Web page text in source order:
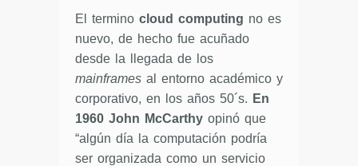
El termino cloud computing no es
nuevo, de hecho fue acuñado
desde la llegada de los
mainframes al entorno académico y
corporativo, en los años 50´s. En
1960 John McCarthy opinó que
“algún día la computación podría
ser organizada como un servicio